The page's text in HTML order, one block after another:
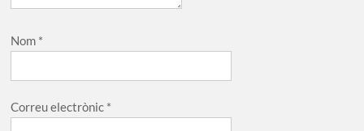
Nom *
Correu electrònic *